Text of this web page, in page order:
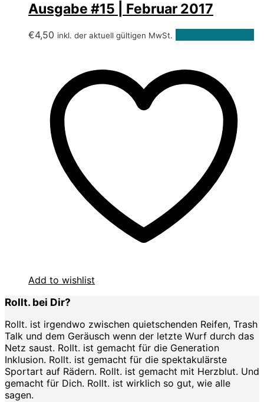
Ausgabe #15 | Februar 2017
€4,50 inkl. der aktuell gültigen MwSt.
Add to wishlist
Rollt. bei Dir?
Rollt. ist irgendwo zwischen quietschenden Reifen, Trash
Talk und dem Geräusch wenn der letzte Wurf durch das
Netz saust. Rollt. ist gemacht für die Generation
Inklusion. Rollt. ist gemacht für die spektakulärste
Sportart auf Rädern. Rollt. ist gemacht mit Herzblut. Und
gemacht für Dich. Rollt. ist wirklich so gut, wie alle
sagen.